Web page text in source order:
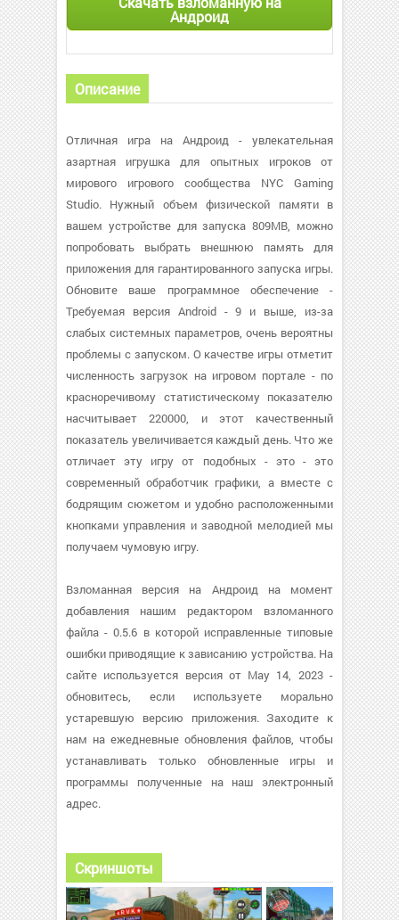
Андроид
Описание
Отличная игра на Андроид - увлекательная
азартная игрушка для опытных игроков от
мирового игрового сообщества NYC Gaming
Studio. Нужный объем физической памяти в
вашем устройстве для запуска 809MB, можно
попробовать выбрать внешнюю память для
приложения для гарантированного запуска игры.
Обновите ваше программное обеспечение -
Требуемая версия Android - 9 и выше, из-за
слабых системных параметров, очень вероятны
проблемы с запуском. О качестве игры отметит
численность загрузок на игровом портале - по
красноречивому статистическому показателю
насчитывает 220000, и этот качественный
показатель увеличивается каждый день. Что же
отличает эту игру от подобных - это - это
современный обработчик графики, а вместе с
бодрящим сюжетом и удобно расположенными
кнопками управления и заводной мелодией мы
получаем чумовую игру.
Взломанная версия на Андроид на момент
добавления нашим редактором взломанного
файла - 0.5.6 в которой исправленные типовые
ошибки приводящие к зависанию устройства. На
сайте используется версия от May 14, 2023 -
обновитесь, если используете морально
устаревшую версию приложения. Заходите к
нам на ежедневные обновления файлов, чтобы
устанавливать только обновленные игры и
программы полученные на наш электронный
адрес.
Скриншоты